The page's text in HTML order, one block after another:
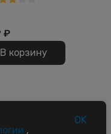
₽
В корзину
,
OK